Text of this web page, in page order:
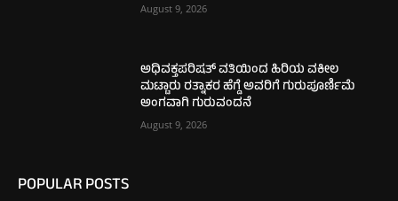
August 9, 2026
ಅಧಿವಕ್ತಪರಿಷತ್ ವತಿಯಿಂದ ಹಿರಿಯ ವಕೀಲ
ಮಟ್ಟಾರು ರತ್ನಾಕರ ಹೆಗ್ಡೆ ಅವರಿಗೆ ಗುರುಪೂರ್ಣಿಮೆ
ಅಂಗವಾಗಿ ಗುರುವಂದನೆ
August 9, 2026
POPULAR POSTS